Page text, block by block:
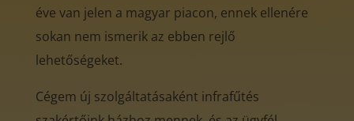
éve van jelen a magyar piacon, ennek ellenére
sokan nem ismerik az ebben rejlő
lehetőségeket.
Cégem új szolgáltatásaként infrafűtés